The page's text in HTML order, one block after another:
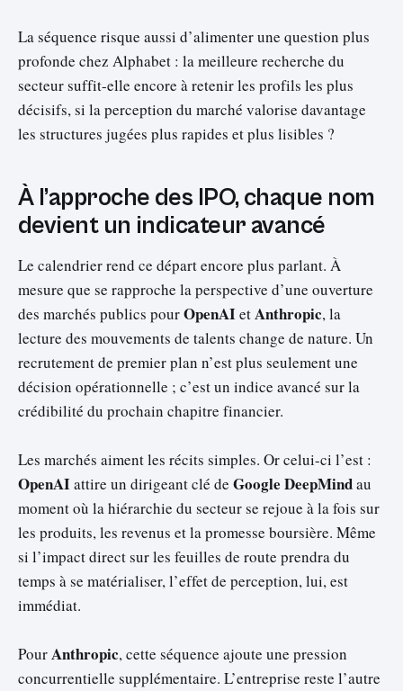
La séquence risque aussi d’alimenter une question plus
profonde chez Alphabet : la meilleure recherche du
secteur suffit-elle encore à retenir les profils les plus
décisifs, si la perception du marché valorise davantage
les structures jugées plus rapides et plus lisibles ?
À l’approche des IPO, chaque nom
devient un indicateur avancé
Le calendrier rend ce départ encore plus parlant. À
mesure que se rapproche la perspective d’une ouverture
des marchés publics pourOpenAIetAnthropic, la
lecture des mouvements de talents change de nature. Un
recrutement de premier plan n’est plus seulement une
décision opérationnelle ; c’est un indice avancé sur la
crédibilité du prochain chapitre financier.
Les marchés aiment les récits simples. Or celui-ci l’est :
OpenAIattire un dirigeant clé de Google DeepMindau
moment où la hiérarchie du secteur se rejoue à la fois sur
les produits, les revenus et la promesse boursière. Même
si l’impact direct sur les feuilles de route prendra du
temps à se matérialiser, l’effet de perception, lui, est
immédiat.
PourAnthropic, cette séquence ajoute une pression
concurrentielle supplémentaire. L’entreprise reste l’autre